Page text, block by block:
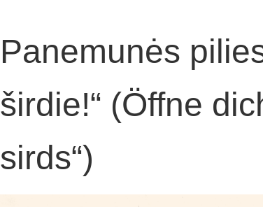
Panemunės
širdie!“ (Öffne
sirds“)